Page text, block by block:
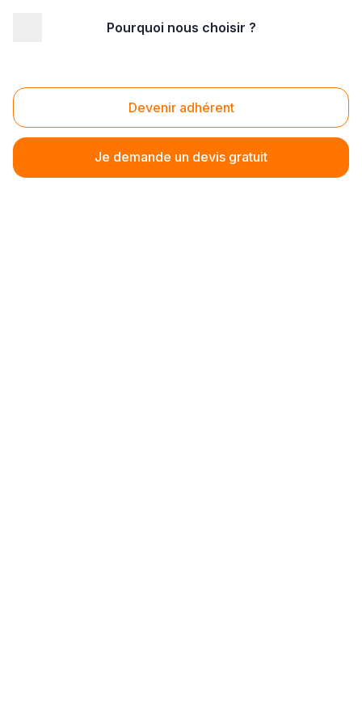
Pourquoi nous choisir ?
Devenir adhérent
Je demande un devis gratuit
Erreur lors du chargement du formulaire